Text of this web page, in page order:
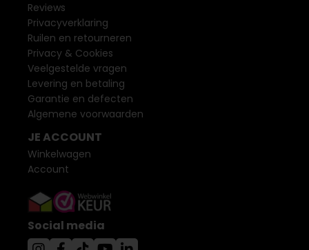
Reviews
Privacyverklaring
Ruilen en retourneren
Privacy & Cookies
Veelgestelde vragen
Levering en betaling
Garantie en defecten
Algemene voorwaarden
JE ACCOUNT
Winkelwagen
Account
Social media